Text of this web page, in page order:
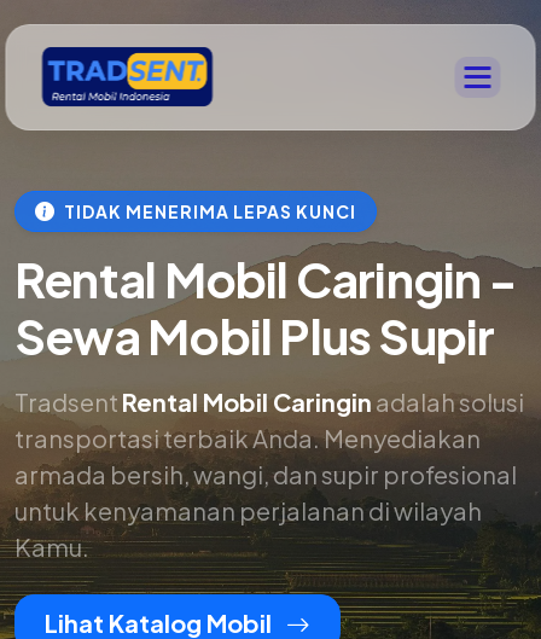
TIDAK MENERIMA LEPAS KUNCI
Rental Mobil Caringin -
Sewa Mobil Plus Supir
Tradsent Rental Mobil Caringin adalah solusi
transportasi terbaik Anda. Menyediakan
armada bersih, wangi, dan supir profesional
untuk kenyamanan perjalanan di wilayah
Kamu.
Lihat Katalog Mobil